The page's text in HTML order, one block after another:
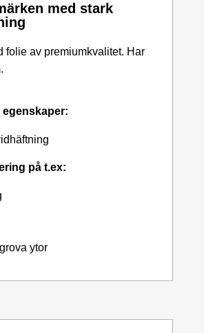
med stark
folie av premiumkvalitet. Har
på t.ex:
ytor